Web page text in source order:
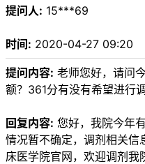
提问人: 15***69
时间: 2020-04-27 09:20
提问内容: 老师您好，请问
额？361分有没有希望进行
回复内容: 您好，我院今年
情况暂不确定，调剂相关信
床医学院官网，欢迎调剂我